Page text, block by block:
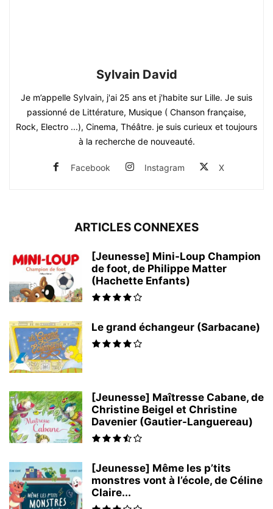
Sylvain David
Je m’appelle Sylvain, j'ai 25 ans et j'habite sur Lille. Je suis
passionné de Littérature, Musique ( Chanson française,
Rock, Electro ...), Cinema, Théâtre. je suis curieux et toujours
à la recherche de nouveauté.
Facebook Instagram X
ARTICLES CONNEXES
[Jeunesse] Mini-Loup Champion
de foot, de Philippe Matter
(Hachette Enfants)
Le grand échangeur (Sarbacane)
[Jeunesse] Maîtresse Cabane, de
Christine Beigel et Christine
Davenier (Gautier-Languereau)
[Jeunesse] Même les p’tits
monstres vont à l’école, de Céline
Claire...